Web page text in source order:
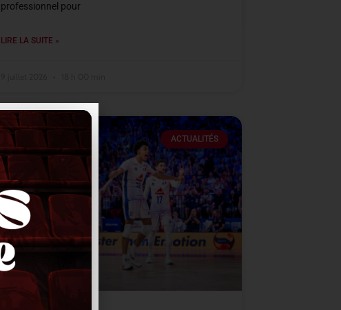
professionnel pour
LIRE LA SUITE »
ACTUALITÉS